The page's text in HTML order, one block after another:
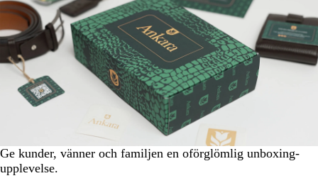
Ge kunder, vänner och familjen en oförglömlig unboxing-
upplevelse.